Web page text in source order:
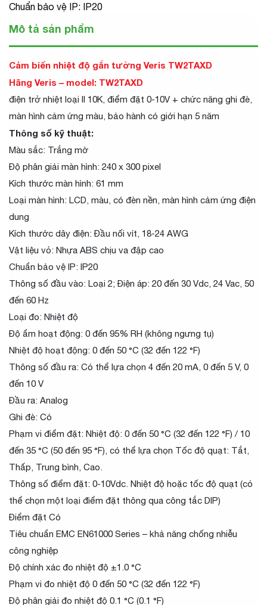
Chuẩn bảo vệ IP: IP20
Mô tả sản phẩm
Cảm biến nhiệt độ gắn tường Veris TW2TAXD
Hãng Veris – model: TW2TAXD
điện trở nhiệt loại II 10K, điểm đặt 0-10V + chức năng ghi đè,
màn hình cảm ứng màu, bảo hành có giới hạn 5 năm
Thông số kỹ thuật:
Màu sắc: Trắng mờ
Độ phân giải màn hình: 240 x 300 pixel
Kích thước màn hình: 61 mm
Loại màn hình: LCD, màu, có đèn nền, màn hình cảm ứng điện
dung
Kích thước dây điện: Đầu nối vít, 18-24 AWG
Vật liệu vỏ: Nhựa ABS chịu va đập cao
Chuẩn bảo vệ IP: IP20
Thông số đầu vào: Loại 2; Điện áp: 20 đến 30 Vdc, 24 Vac, 50
đến 60 Hz
Loại đo: Nhiệt độ
Độ ẩm hoạt động: 0 đến 95% RH (không ngưng tụ)
Nhiệt độ hoạt động: 0 đến 50 °C (32 đến 122 °F)
Thông số đầu ra: Có thể lựa chọn 4 đến 20 mA, 0 đến 5 V, 0
đến 10 V
Đầu ra: Analog
Ghi đè: Có
Phạm vi điểm đặt: Nhiệt độ: 0 đến 50 °C (32 đến 122 °F) / 10
đến 35 °C (50 đến 95 °F), có thể lựa chọn Tốc độ quạt: Tắt,
Thấp, Trung bình, Cao.
Thông số điểm đặt: 0-10Vdc. Nhiệt độ hoặc tốc độ quạt (có
thể chọn một loại điểm đặt thông qua công tắc DIP)
Điểm đặt Có
Tiêu chuẩn EMC EN61000 Series – khả năng chống nhiễu
công nghiệp
Độ chính xác đo nhiệt độ ±1.0 °C
Phạm vi đo nhiệt độ 0 đến 50 °C (32 đến 122 °F)
Độ phân giải đo nhiệt độ 0.1 °C (0.1 °F)